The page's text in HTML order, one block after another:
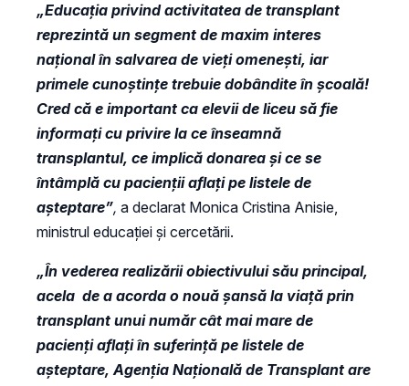
„Educația privind activitatea de transplant
reprezintă un segment de maxim interes
național în salvarea de vieți omenești, iar
primele cunoștințe trebuie dobândite în școală!
Cred că e important ca elevii de liceu să fie
informați cu privire la ce înseamnă
transplantul, ce implică donarea și ce se
întâmplă cu pacienții aflați pe listele de
așteptare”, a declarat Monica Cristina Anisie,
ministrul educației și cercetării.
„În vederea realizării obiectivului său principal,
acela de a acorda o nouă şansă la viaţă prin
transplant unui număr cât mai mare de
pacienţi aflaţi în suferinţă pe listele de
aşteptare, Agenţia Naţională de Transplant are